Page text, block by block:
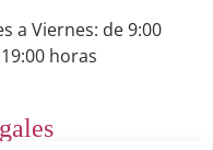
a Viernes: de 9:00
horas